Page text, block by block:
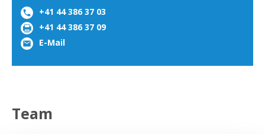
+41 44 386 37 03
+41 44 386 37 09
E-Mail
Team